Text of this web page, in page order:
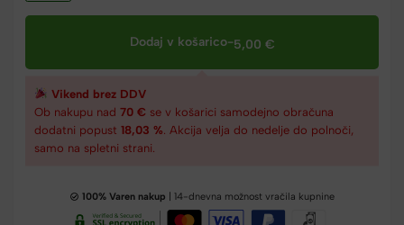
Dodaj v košarico-5,00 €
Vikend brez DDV
Ob nakupu nad 70 € se v košarici samodejno obračuna
dodatni popust 18,03 % . Akcija velja do nedelje do polnoči,
samo na spletni strani.
100% Varen nakup | 14-dnevna možnost vračila kupnine